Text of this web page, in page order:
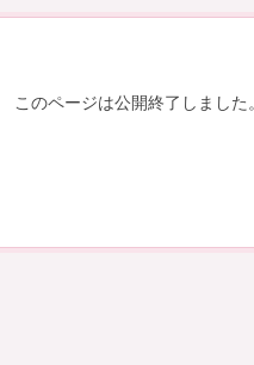
このページは公開終了しました